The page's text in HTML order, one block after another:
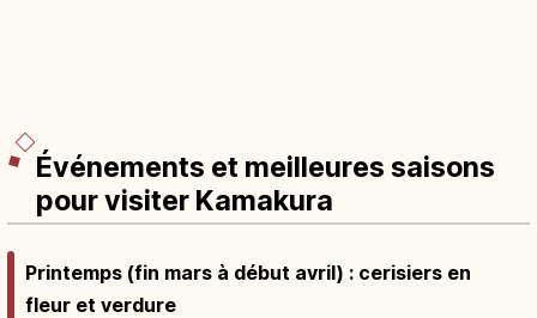
Événements et meilleures saisons
pour visiter Kamakura
Printemps (fin mars à début avril) : cerisiers en
fleur et verdure